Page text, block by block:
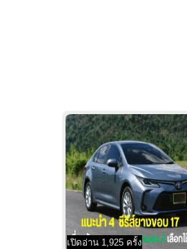
เปิดอ่าน 1,925 ครั้ง